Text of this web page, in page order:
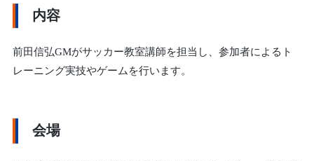
内容
前田信弘GMがサッカー教室講師を担当し、参加者によるト
レーニング実技やゲームを行います。
会場